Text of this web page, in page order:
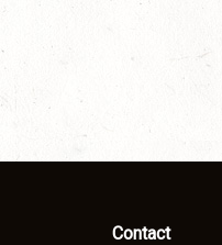
Contact